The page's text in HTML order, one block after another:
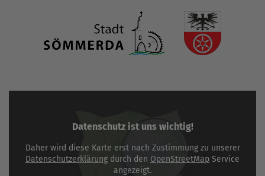
Datenschutz ist uns wichtig!
Daher wird diese Karte erst nach Zustimmung zu unserer
Datenschutzerklärung durch den OpenStreetMap Service
angezeigt.